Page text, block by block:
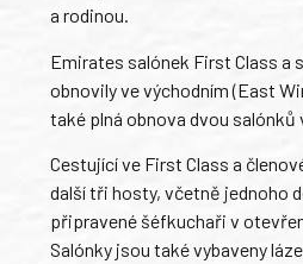
a rodinou.
Emirates salónek First Class a
obnovily ve východním (East
také plná obnova dvou salónků
Cestující ve First Class a
další tři hosty, včetně jednoho
připravené šéfkuchaři v
Salónky jsou také vybaveny